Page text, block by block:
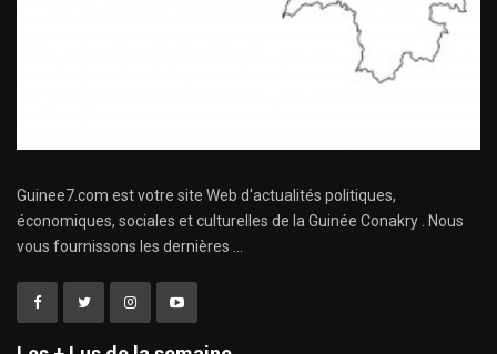
Guinee7.com est votre site Web d'actualités politiques,
économiques, sociales et culturelles de la Guinée Conakry . Nous
vous fournissons les dernières ...